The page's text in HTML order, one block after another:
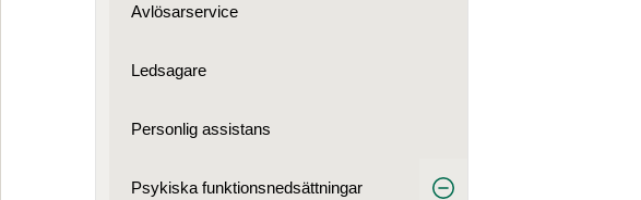
Avlösarservice
Ledsagare
Personlig assistans
Psykiska funktionsnedsättningar